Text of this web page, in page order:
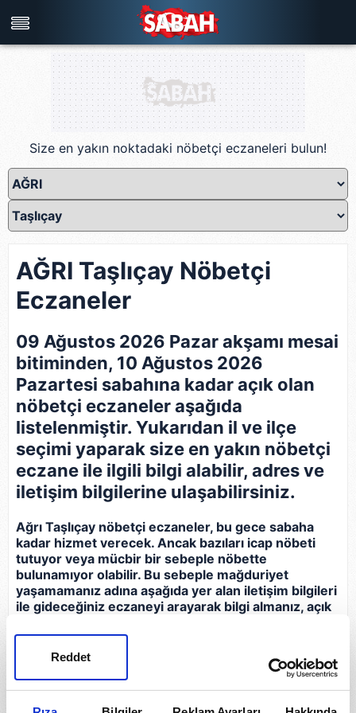
Reddet
Türkiye'nin en iyi haber sitesi
Size en yakın noktadaki nöbetçi eczaneleri bulun!
AĞRI Taşlıçay Nöbetçi
Eczaneler
09 Ağustos 2026 Pazar akşamı mesai
bitiminden, 10 Ağustos 2026
Pazartesi sabahına kadar açık olan
nöbetçi eczaneler aşağıda
listelenmiştir. Yukarıdan il ve ilçe
seçimi yaparak size en yakın nöbetçi
eczane ile ilgili bilgi alabilir, adres ve
iletişim bilgilerine ulaşabilirsiniz.
Ağrı Taşlıçay nöbetçi eczaneler, bu gece sabaha
kadar hizmet verecek. Ancak bazıları icap nöbeti
tutuyor veya mücbir bir sebeple nöbette
bulunamıyor olabilir. Bu sebeple mağduriyet
yaşamamanız adına aşağıda yer alan iletişim bilgileri
ile gideceğiniz eczaneyi arayarak bilgi almanız, açık
Eczane İletişim Bilgileri